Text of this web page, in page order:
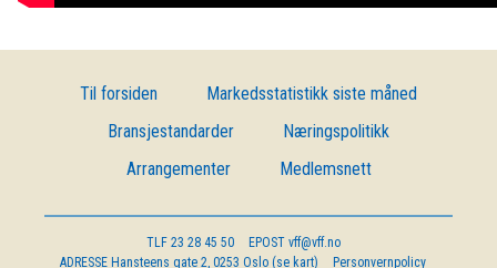
Til forsiden
Markedsstatistikk siste måned
Bransjestandarder
Næringspolitikk
Arrangementer
Medlemsnett
TLF 23 28 45 50 EPOST vff@vff.no
ADRESSE Hansteens gate 2, 0253 Oslo (se kart) Personvernpolicy